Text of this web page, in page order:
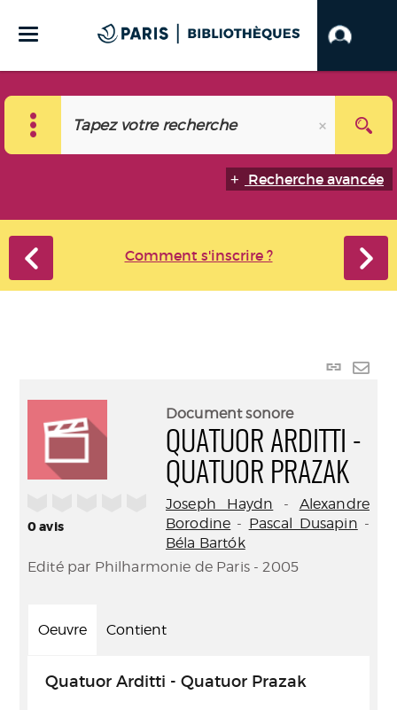
Recherche avancée
Comment s'inscrire ?
Lien
0avis
Document sonore
QUATUOR ARDITTI -
QUATUOR PRAZAK
Joseph Haydn - Alexandre
Borodine - Pascal Dusapin -
Béla Bartók
Edité par Philharmonie de Paris - 2005
Oeuvre Contient
Quatuor Arditti - Quatuor Prazak